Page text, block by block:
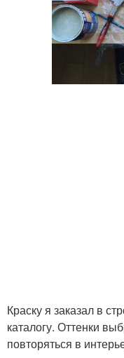
Краску я заказал в
каталогу. Оттенки
повторяться в